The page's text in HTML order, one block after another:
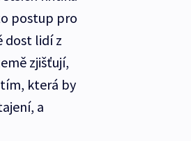
postup pro
dost lidí z
zjišťují,
která by
a